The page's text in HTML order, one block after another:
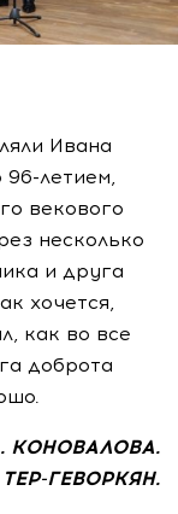
Ивана
96-летием,
векового
несколько
и друга
хочется,
как во все
доброта
КОНОВАЛОВА.
-ГЕВОРКЯН.